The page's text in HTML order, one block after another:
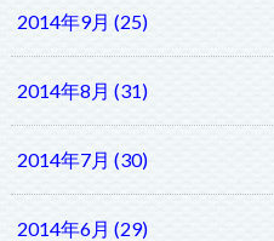
2014年9月 (25)
2014年8月 (31)
2014年7月 (30)
2014年6月 (29)